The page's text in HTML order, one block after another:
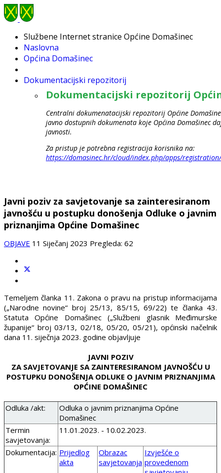
Službene Internet stranice Općine Domašinec
Naslovna
Općina Domašinec
Dokumentacijski repozitorij
Dokumentacijski repozitorij
Centralni dokumenatacijski repozitorij Općine
javno dostupnih dokumenata koje Općina Domašinec
javnosti.
Za pristup je potrebna registracija korisnika na:
https://domasinec.hr/cloud/index.php/apps/registration/
Javni poziv za savjetovanje sa zainteresiranom
javnošću u postupku donošenja Odluke o javnim
priznanjima Općine Domašinec
OBJAVE 11 Siječanj 2023 Pregleda: 62
Temeljem članka 11. Zakona o pravu na pristup informacijama
(„Narodne novine“ broj 25/13, 85/15, 69/22) te članka 43.
Statuta Općine Domašinec („Službeni glasnik Međimurske
županije“ broj 03/13, 02/18, 05/20, 05/21), općinski načelnik
dana 11. siječnja 2023. godine objavljuje
JAVNI POZIV
ZA SAVJETOVANJE SA ZAINTERESIRANOM JAVNOŠĆU U
POSTUPKU DONOŠENJA ODLUKE O JAVNIM PRIZNANJIMA
OPĆINE DOMAŠINEC
Odluka /akt:
Odluka o javnim priznanjima Općine
Domašinec
Termin
savjetovanja:
11.01.2023. - 10.02.2023.
Dokumentacija: Prijedlog
akta
Obrazac
savjetovanja
Izvješće o
provedenom